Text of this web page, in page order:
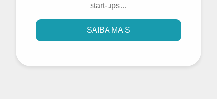
start-ups…
SAIBA MAIS